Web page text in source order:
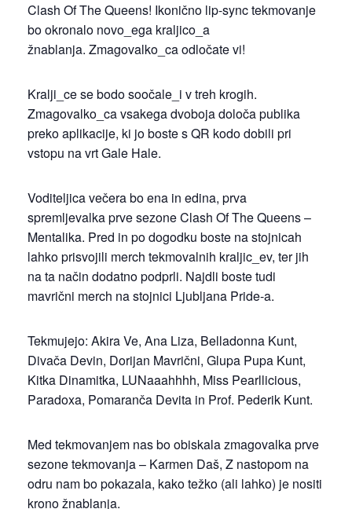
Clash Of The Queens! Ikonično lip-sync tekmovanje
bo okronalo novo_ega kraljico_a
žnablanja. Zmagovalko_ca odločate vi!
Kralji_ce se bodo soočale_i v treh krogih.
Zmagovalko_ca vsakega dvoboja določa publika
preko aplikacije, ki jo boste s QR kodo dobili pri
vstopu na vrt Gale Hale.
Voditeljica večera bo ena in edina, prva
spremljevalka prve sezone Clash Of The Queens –
Mentalika. Pred in po dogodku boste na stojnicah
lahko prisvojili merch tekmovalnih kraljic_ev, ter jih
na ta način dodatno podprli. Najdli boste tudi
mavrični merch na stojnici Ljubljana Pride-a.
Tekmujejo: Akira Ve, Ana Liza, Belladonna Kunt,
Divača Devin, Dorijan Mavrični, Glupa Pupa Kunt,
Kitka Dinamitka, LUNaaahhhh, Miss Pearllicious,
Paradoxa, Pomaranča Devita in Prof. Pederik Kunt.
Med tekmovanjem nas bo obiskala zmagovalka prve
sezone tekmovanja – Karmen Daš, Z nastopom na
odru nam bo pokazala, kako težko (ali lahko) je nositi
krono žnablanja.